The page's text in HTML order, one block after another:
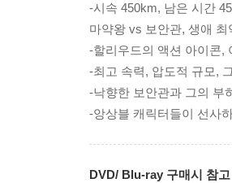
-시속 450km, 남은 시간
마약왕 vs 보안관, 생애
-할리우드의 액션 아이콘,
-최고 속력, 압도적 규모,
-낙향한 보안관과 그의 부
-앙상블 캐릭터들이 선사
DVD/ Blu-ray 구매시 참